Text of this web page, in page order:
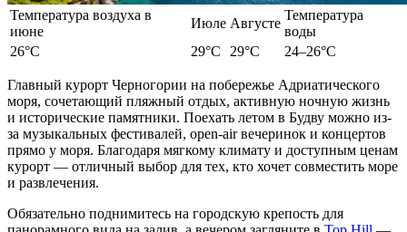
Температура воздуха в
июне
Июле Августе
Температура
воды
26°C
29°C 29°C 24–26°C
Главный курорт Черногории на побережье Адриатического
моря, сочетающий пляжный отдых, активную ночную жизнь
и исторические памятники. Поехать летом в Будву можно из-
за музыкальных фестивалей, open-air вечеринок и концертов
прямо у моря. Благодаря мягкому климату и доступным ценам
курорт — отличный выбор для тех, кто хочет совместить море
и развлечения.
Обязательно поднимитесь на городскую крепость для